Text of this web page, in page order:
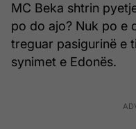
MC Beka shtrin
po do ajo? Nuk po e
treguar pasigurinë e
synimet e Edonës.